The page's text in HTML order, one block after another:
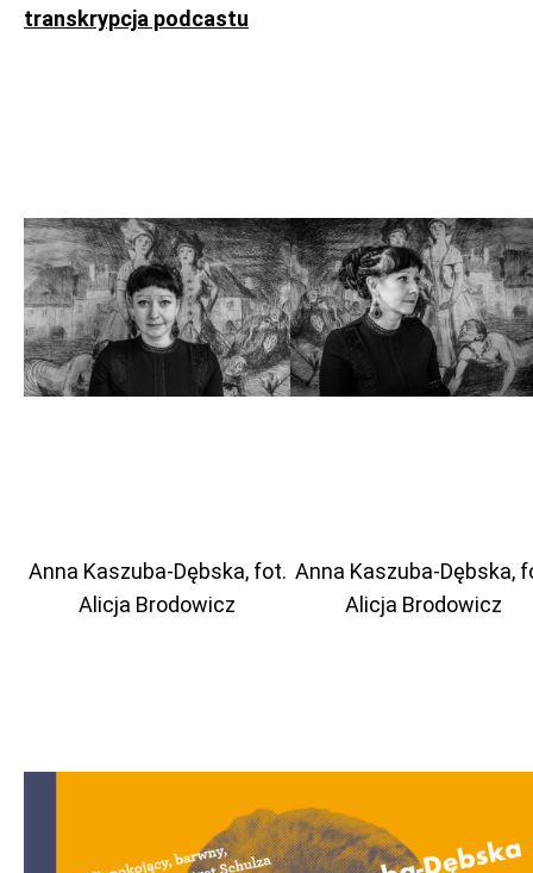
transkrypcja podcastu
Anna Kaszuba-Dębska, fot.
Alicja Brodowicz
Anna Kaszuba-Dębska,
Alicja Brodowicz